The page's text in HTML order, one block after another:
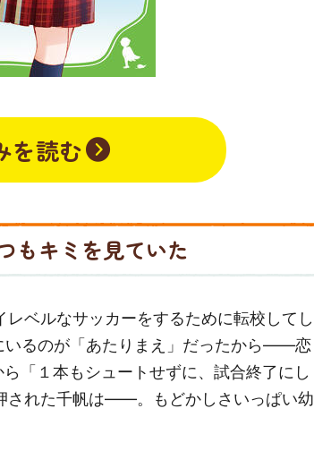
を読む
もキミを見ていた
ベルなサッカーをするために転校してし
いるのが「あたりまえ」だったから――恋
「１本もシュートせずに、試合終了にし
された千帆は――。もどかしさいっぱい幼